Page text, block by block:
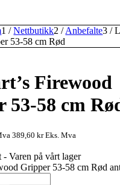
1 / Nettbutikk2 / Anbefalte3 /
53-58 cm Rød
Firewood
53-58 cm
389,60krEks. Mva
- Varen på vårt lager
Gripper 53-58 cm Rød